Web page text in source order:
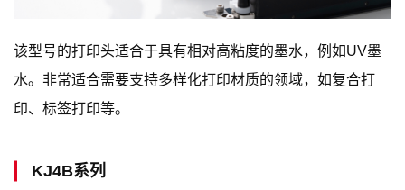
该型号的打印头适合于具有相对高粘度的墨水，例如UV墨
水。非常适合需要支持多样化打印材质的领域，如复合打
印、标签打印等。
KJ4B系列